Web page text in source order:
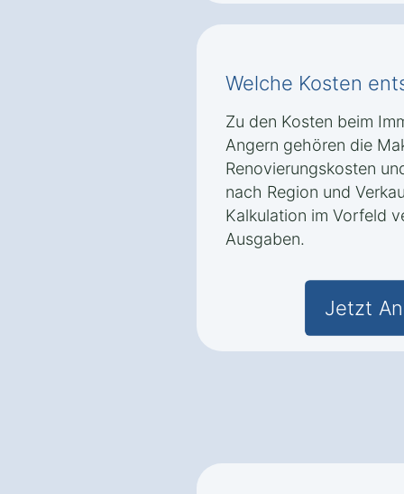
Welche Kosten
Zu den Kosten beim
Angern gehören die
Renovierungskosten
nach Region und
Kalkulation im Vorfeld
Ausgaben.
Jetzt